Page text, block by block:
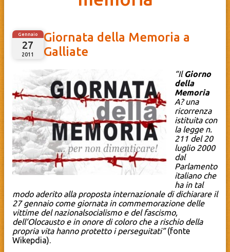
Gennaio
27
2011
Giornata della Memoria a
Galliate
“Il Giorno
della
Memoria
A? una
ricorrenza
istituita con
la legge n.
211 del 20
luglio 2000
dal
Parlamento
italiano che
ha in tal
modo aderito alla proposta internazionale di dichiarare il
27 gennaio come giornata in commemorazione delle
vittime del nazionalsocialismo e del fascismo,
dell’Olocausto e in onore di coloro che a rischio della
propria vita hanno protetto i perseguitati”(fonte
Wikepdia).